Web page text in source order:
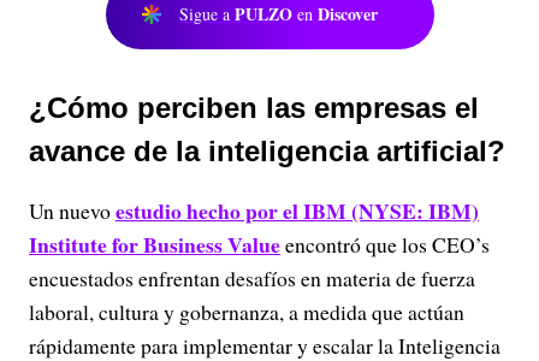
Sigue a PULZO en Discover
¿Cómo perciben las empresas el
avance de la inteligencia artificial?
Un nuevoestudio hecho por el IBM (NYSE: IBM)
Institute for Business Valueencontró que los CEO’s
encuestados enfrentan desafíos en materia de fuerza
laboral, cultura y gobernanza, a medida que actúan
rápidamente para implementar y escalar la Inteligencia